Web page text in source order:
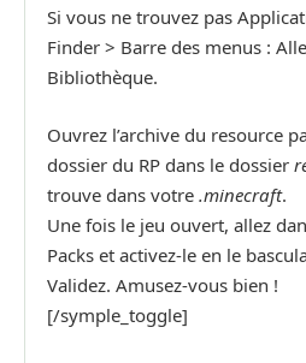
Si vous ne trouvez pas
Finder > Barre des menus :
Bibliothèque.
Ouvrez l’archive du resource
dossier du RP dans le dossier
trouve dans votre .minecraft.
Une fois le jeu ouvert, allez
Packs et activez-le en le
Validez. Amusez-vous bien !
[/symple_toggle]